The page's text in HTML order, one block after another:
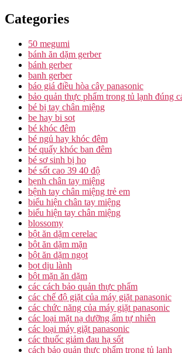
Categories
50 megumi
bánh ăn dặm gerber
bánh gerber
banh gerber
báo giá điều hòa cây panasonic
bảo quản thực phẩm trong tủ lạnh đúng
bé bị tay chân miệng
be hay bi sot
bé khóc đêm
bé ngủ hay khóc đêm
bé quấy khóc ban đêm
bé sơ sinh bị ho
bé sốt cao 39 40 độ
bẹnh chân tay miệng
bệnh tay chân miệng trẻ em
biểu hiện chân tay miệng
biểu hiện tay chân miệng
blossomy
bột ăn dặm cerelac
bột ăn dặm mặn
bột ăn dặm ngọt
bọt dịu lành
bột mặn ăn dặm
các cách bảo quản thực phẩm
các chế độ giặt của máy giặt panasonic
các chức năng của máy giặt panasonic
các loại mặt nạ dưỡng ẩm tự nhiên
các loại máy giặt panasonic
các thuốc giảm đau hạ sốt
cách bảo quản thực phẩm trong tủ lạnh